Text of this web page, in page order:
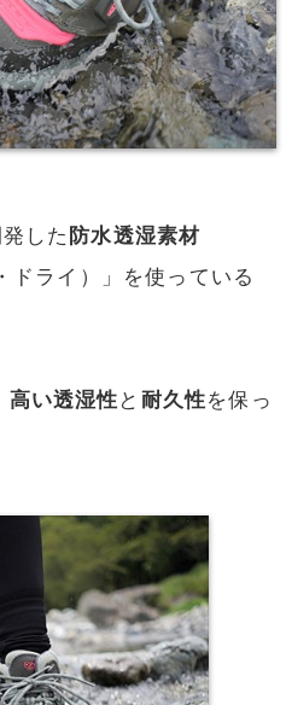
した 防水透湿素材
ドライ）」を使っている
高い透湿性 と 耐久性を保っ